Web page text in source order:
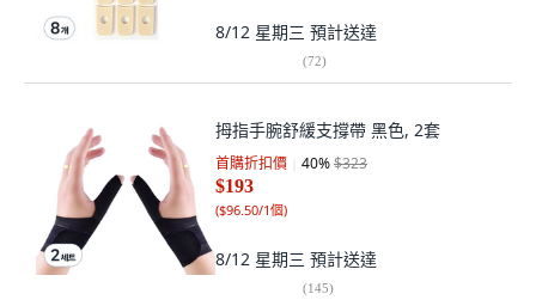
8/12 星期三 預計送達
(72)
拇指手腕舒緩支撐帶 黑色, 2套
首購折扣價 40%$323
$193
($96.50/1個)
8/12 星期三 預計送達
(145)